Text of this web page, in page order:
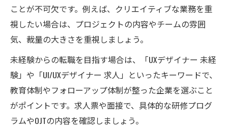
ことが不可欠です。例えば、クリエイティブな業務を重
視したい場合は、プロジェクトの内容やチームの雰囲
気、裁量の大きさを重視しましょう。
未経験からの転職を目指す場合は、「UXデザイナー 未経
験」や「UI/UXデザイナー 求人」といったキーワードで、
教育体制やフォローアップ体制が整った企業を選ぶこと
がポイントです。求人票や面接で、具体的な研修プログ
ラムやOJTの内容を確認しましょう。